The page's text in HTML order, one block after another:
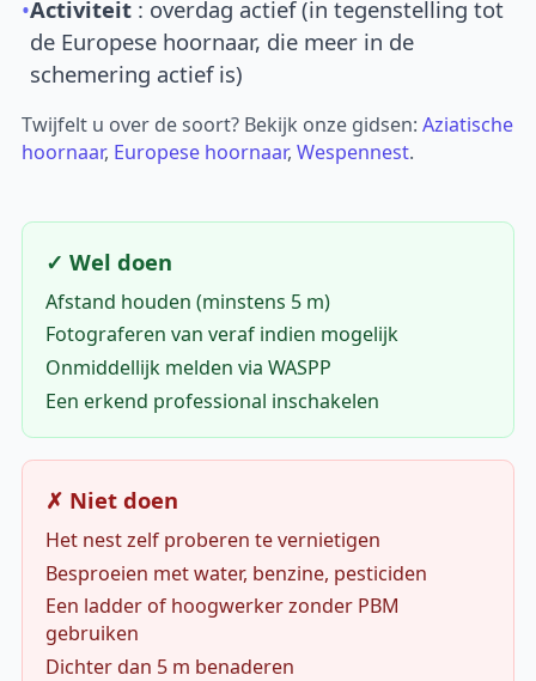
•Activiteit : overdag actief (in tegenstelling tot
de Europese hoornaar, die meer in de
schemering actief is)
Twijfelt u over de soort? Bekijk onze gidsen:Aziatische
hoornaar, Europese hoornaar,Wespennest.
✓ Wel doen
Afstand houden (minstens 5 m)
Fotograferen van veraf indien mogelijk
Onmiddellijk melden via WASPP
Een erkend professional inschakelen
✗ Niet doen
Het nest zelf proberen te vernietigen
Besproeien met water, benzine, pesticiden
Een ladder of hoogwerker zonder PBM
gebruiken
Dichter dan 5 m benaderen